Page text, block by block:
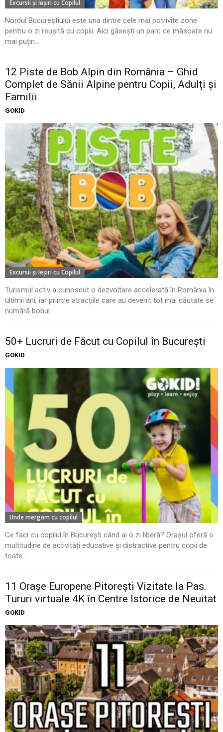
Excursii şi Ieşiri cu Copilul
Nordul Bucureștiului este una dintre cele mai potrivite zone
pentru o zi reușită cu copiii. Aici găsești un parc ce măsoare nu
mai puțin...
12 Piste de Bob Alpin din România – Ghid
Complet de Sănii Alpine pentru Copii, Adulți și
Familii
GOKID
Excursii şi Ieşiri cu Copilul
Turismul activ a cunoscut o dezvoltare accelerată în România în
ultimii ani, iar printre atracțiile care au devenit tot mai căutate se
numără bobul...
50+ Lucruri de Făcut cu Copilul în București
GOKID
Unde mergem cu copilul
Ce faci cu copilul în București când ai o zi liberă? Orașul oferă o
multitudine de activități educative și distractive pentru copii de
toate...
11 Oraşe Europene Pitoreşti Vizitate la Pas.
Tururi virtuale 4K în Centre Istorice de Neuitat
GOKID